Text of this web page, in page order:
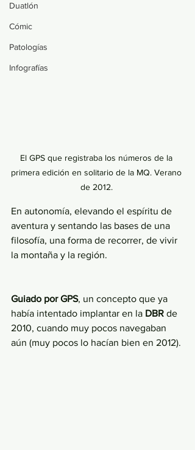
Duatlón
Cómic
Patologías
Infografías
El GPS que registraba los números de la
primera edición en solitario de la MQ. Verano
de 2012.
En autonomía, elevando el espíritu de
aventura y sentando las bases de una
filosofía, una forma de recorrer, de vivir
la montaña y la región.
Guiado por GPS, un concepto que ya
había intentado implantar en la DBR de
2010, cuando muy pocos navegaban
aún (muy pocos lo hacían bien en 2012).